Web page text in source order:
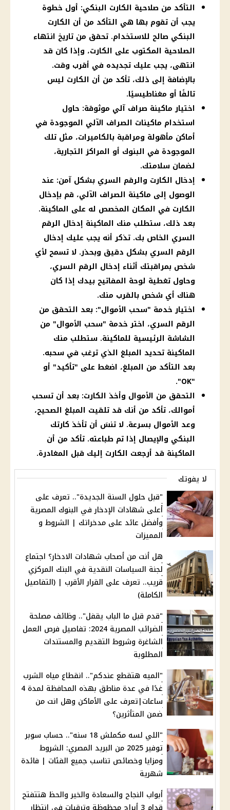
التأكد من صلاحية الكارت البنكي: أول خطوة
يجب أن تقوم بها هي التأكد من أن الكارت
البنكي صالح للاستخدام. تحقق من تاريخ انتهاء
الصلاحية المكتوب على الكارت، وإذا كان قد
انتهى، يجب عليك تجديده في أقرب وقت.
بالإضافة إلى ذلك، تأكد من أن الكارت ليس
تالفًا أو مغناطيسيًا.
اختيار ماكينة صراف آلي موثوقة: حاول
استخدام ماكينات الصراف الآلي الموجودة في
أماكن مأهولة ومراقبة بالكاميرات، مثل تلك
الموجودة في البنوك أو المراكز التجارية،
لضمان سلامتك.
إدخال الكارت والرقم السري بشكل آمن: عند
الوصول إلى ماكينة الصراف الآلي، قم بإدخال
الكارت في المكان المخصص له على الماكينة.
بعد ذلك، ستطلب منك الماكينة إدخال الرقم
السري الخاص بك. تذكر أنه يجب عليك إدخال
الرقم السري بشكل دقيق وبحذر. لا تسمح لأي
شخص بمراقبتك أثناء إدخال الرقم السري،
وحاول تغطية لوحة المفاتيح بيدك إذا كان
هناك أي شخص بالقرب منك.
اختيار خدمة "سحب الأموال": بعد التحقق من
الرقم السري، اختر خدمة "سحب الأموال" من
الشاشة الرئيسية للماكينة. ستطلب منك
الماكينة تحديد المبلغ الذي ترغب في سحبه.
بعد التأكد من المبلغ، اضغط على "تأكيد" أو
"OK".
التحقق من الأموال وأخذ الكارت: بعد أن تسحب
أموالك، تأكد من أنك قد تلقيت المبلغ الصحيح،
وعد الأموال بسرعة. لا تنسَ أن تأخذ كارتك
البنكي والإيصال إذا تم طباعته. تأكد من أن
الماكينة قد أرجعت الكارت إليك قبل المغادرة.
لا يفوتك
"قبل حلول السنة الجديدة".. تعرف على
أعلى شهادات الإدخار في البنوك المصرية
وأفضل عائد على مدخراتك | الشروط و
المميزات
هل أنت من أصحاب شهادات الادخار؟ اجتماع
لجنة السياسات النقدية في البنك المركزي
قريب.. تعرف على القرار الأقرب | (التفاصيل
الكاملة)
"قدم قبل ما الباب يقفل".. وظائف مصلحة
الضرائب المصرية 2024: تفاصيل فرص العمل
الشاغرة وشروط التقديم والمستندات
المطلوبة
"الميه هتقطع عندكم".. انقطاع مياه الشرب
غدًا في عدة مناطق بهذه المحافظة لمدة 4
ساعات|تعرف على الأماكن وهل انت من
ضمن المتأثرين؟
"اللي لسه مكملش 18 سنه".. حساب سوبر
توفير 2025 من البريد المصري: الشروط
ومزايا وخصائص تناسب جميع الفئات | فائدة
شهرية
أبواب النجاح والسعادة والخير والحظ هتتفتح